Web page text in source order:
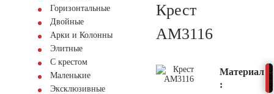
Горизонтальные
Двойные
Арки и Колонны
Элитные
С крестом
Маленькие
Эксклюзивные
Крест
AM3116
Материал
: